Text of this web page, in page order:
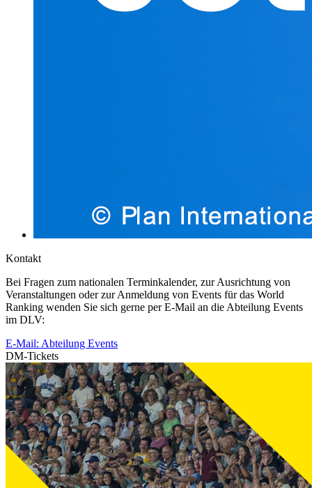
Kontakt
Bei Fragen zum nationalen Terminkalender, zur Ausrichtung von
Veranstaltungen oder zur Anmeldung von Events für das World
Ranking wenden Sie sich gerne per E-Mail an die Abteilung Events
im DLV:
E-Mail: Abteilung Events
DM-Tickets